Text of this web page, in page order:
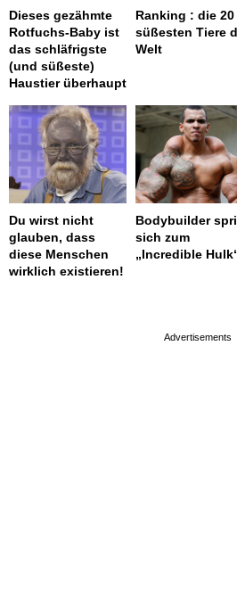
Dieses gezähmte
Rotfuchs-Baby ist
das schläfrigste
(und süßeste)
Haustier überhaupt
Ranking : die 20
süßesten Tiere
Welt
Du wirst nicht
glauben, dass
diese Menschen
wirklich existieren!
Bodybuilder
sich zum
„Incredible